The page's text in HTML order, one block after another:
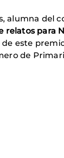
alumna del
relatos para
de este
de